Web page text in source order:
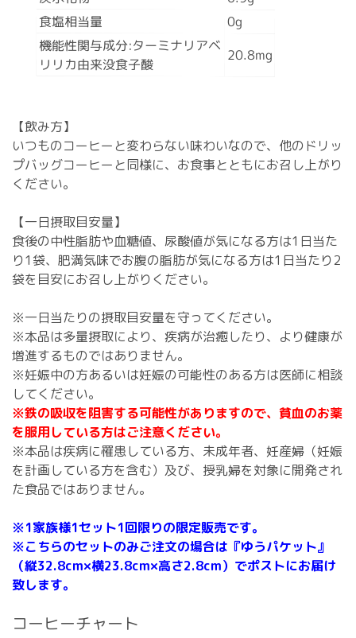
食塩相当量 0g
機能性関与成分:ターミナリアベ
リリカ由来没食子酸
20.8mg
【飲み方】
いつものコーヒーと変わらない味わいなので、他のドリッ
プバッグコーヒーと同様に、お食事とともにお召し上がり
ください。
【一日摂取目安量】
食後の中性脂肪や血糖値、尿酸値が気になる方は1日当た
り1袋、肥満気味でお腹の脂肪が気になる方は1日当たり2
袋を目安にお召し上がりください。
※一日当たりの摂取目安量を守ってください。
※本品は多量摂取により、疾病が治癒したり、より健康が
増進するものではありません。
※妊娠中の方あるいは妊娠の可能性のある方は医師に相談
してください。
※鉄の吸収を阻害する可能性がありますので、貧血のお薬
を服用している方はご注意ください。
※本品は疾病に罹患している方、未成年者、妊産婦（妊娠
を計画している方を含む）及び、授乳婦を対象に開発され
た食品ではありません。
※1家族様1セット1回限りの限定販売です。
※こちらのセットのみご注文の場合は『ゆうパケット』
（縦32.8cm×横23.8cm×高さ2.8cm）でポストにお届け
致します。
コーヒーチャート